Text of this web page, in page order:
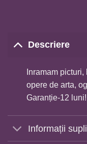
Descriere
Inramam
opere de arta,
Garanție-12 luni!
Informații